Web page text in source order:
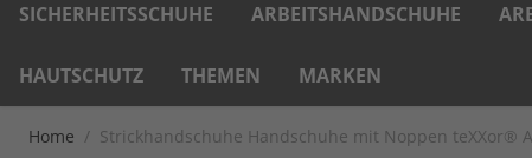
SICHERHEITSSCHUHE ARBEITSHANDSCHUHE
HAUTSCHUTZ THEMEN MARKEN
Home / Strickhandschuhe Handschuhe mit Noppen teXXor®